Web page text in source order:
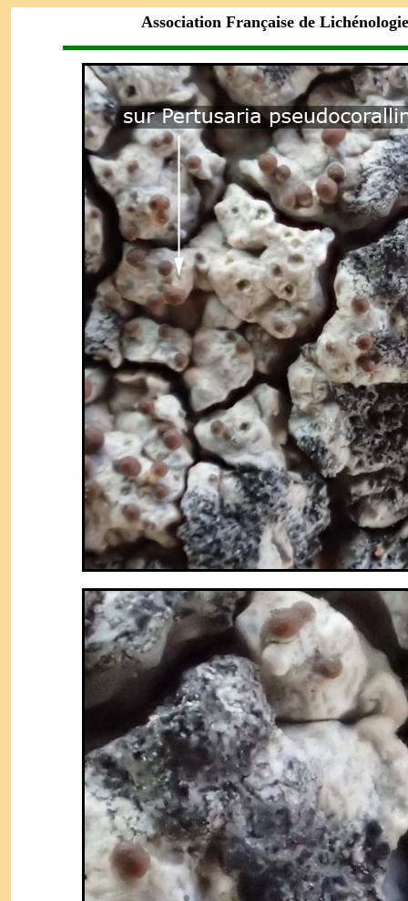
Association Française de Lichénologie